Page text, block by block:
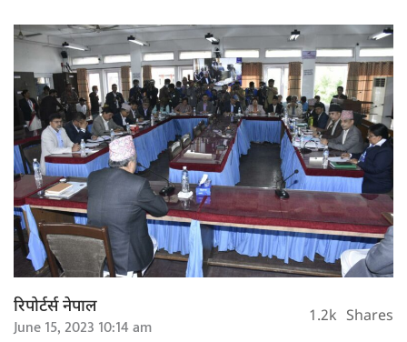
रिपोर्टर्स नेपाल
June 15, 2023 10:14 am 1.2k Shares